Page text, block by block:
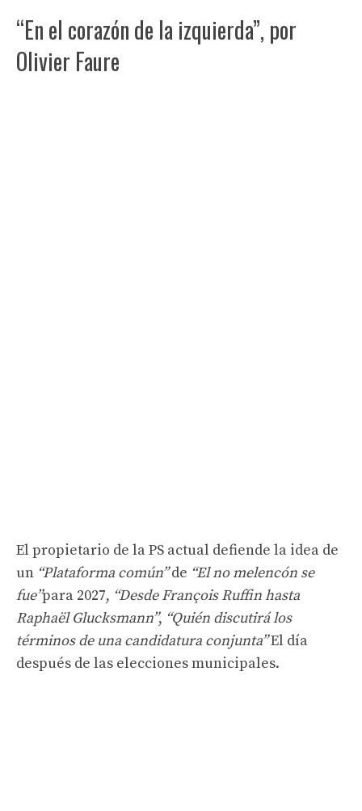
“En el corazón de la izquierda”, por
Olivier Faure
El propietario de la PS actual defiende la idea de
un “Plataforma común”de “El no melencón se
fue”para 2027, “Desde François Ruffin hasta
Raphaël Glucksmann”, “Quién discutirá los
términos de una candidatura conjunta”El día
después de las elecciones municipales.